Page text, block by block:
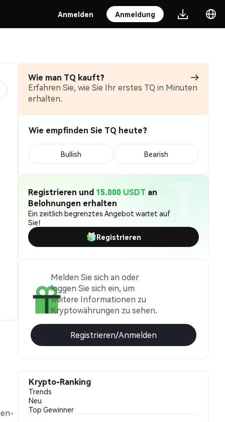
Anmelden Anmeldung
Wie man TQ kauft?
Erfahren Sie, wie Sie Ihr erstes TQ in Minuten
erhalten.
Wie empfinden Sie TQ heute?
Bullish Bearish
Registrieren und 15.000 USDT an
Belohnungen erhalten
Ein zeitlich begrenztes Angebot wartet auf
Sie!
Registrieren
Melden Sie sich an oder
loggen Sie sich ein, um
weitere Informationen zu
Kryptowährungen zu sehen.
Registrieren/Anmelden
Krypto-Ranking
Trends
Neu
Top Gewinner